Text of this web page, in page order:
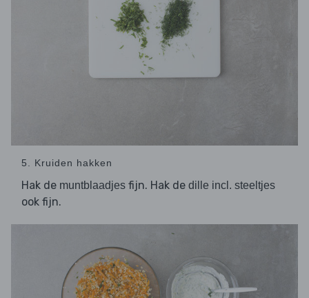
5. Kruiden hakken
Hak de muntblaadjes fijn. Hak de dille incl. steeltjes
ook fijn.